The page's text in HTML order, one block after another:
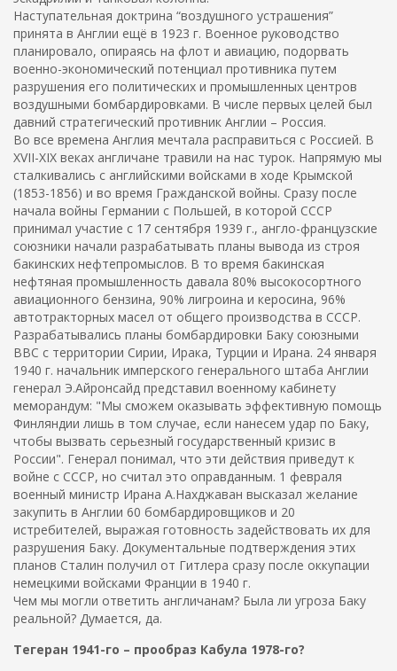
Наступательная доктрина “воздушного устрашения”
принята в Англии ещё в 1923 г. Военное руководство
планировало, опираясь на флот и авиацию, подорвать
военно-экономический потенциал противника путем
разрушения его политических и промышленных центров
воздушными бомбардировками. В числе первых целей был
давний стратегический противник Англии – Россия.
Во все времена Англия мечтала расправиться с Россией. В
XVII-ХIХ веках англичане травили на нас турок. Напрямую мы
сталкивались с английскими войсками в ходе Крымской
(1853-1856) и во время Гражданской войны. Сразу после
начала войны Германии с Польшей, в которой СССР
принимал участие с 17 сентября 1939 г., англо-французские
союзники начали разрабатывать планы вывода из строя
бакинских нефтепромыслов. В то время бакинская
нефтяная промышленность давала 80% высокосортного
авиационного бензина, 90% лигроина и керосина, 96%
автотракторных масел от общего производства в СССР.
Разрабатывались планы бомбардировки Баку союзными
ВВС с территории Сирии, Ирака, Турции и Ирана. 24 января
1940 г. начальник имперского генерального штаба Англии
генерал Э.Айронсайд представил военному кабинету
меморандум: "Мы сможем оказывать эффективную помощь
Финляндии лишь в том случае, если нанесем удар по Баку,
чтобы вызвать серьезный государственный кризис в
России". Генерал понимал, что эти действия приведут к
войне с СССР, но считал это оправданным. 1 февраля
военный министр Ирана А.Нахджаван высказал желание
закупить в Англии 60 бомбардировщиков и 20
истребителей, выражая готовность задействовать их для
разрушения Баку. Документальные подтверждения этих
планов Сталин получил от Гитлера сразу после оккупации
немецкими войсками Франции в 1940 г.
Чем мы могли ответить англичанам? Была ли угроза Баку
реальной? Думается, да.
Тегеран 1941-го – прообраз Кабула 1978-го?